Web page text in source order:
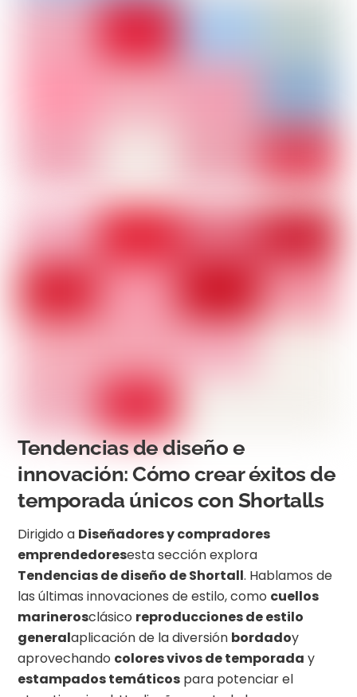
Tendencias de diseño e
innovación: Cómo crear éxitos de
temporada únicos con Shortalls
Dirigido a Diseñadores y compradores
emprendedoresesta sección explora
Tendencias de diseño de Shortall. Hablamos de
las últimas innovaciones de estilo, como cuellos
marinerosclásico reproducciones de estilo
generalaplicación de la diversión bordadoy
aprovechando colores vivos de temporada y
estampados temáticos para potenciar el